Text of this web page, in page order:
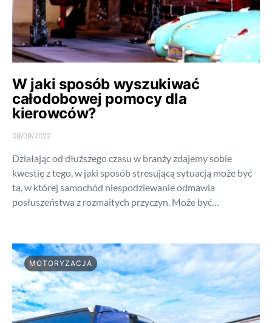
W jaki sposób wyszukiwać
całodobowej pomocy dla
kierowców?
09/09/2022
Działając od dłuższego czasu w branży zdajemy sobie
kwestię z tego, w jaki sposób stresującą sytuacją może być
ta, w której samochód niespodziewanie odmawia
posłuszeństwa z rozmaitych przyczyn. Może być…
MOTORYZACJA